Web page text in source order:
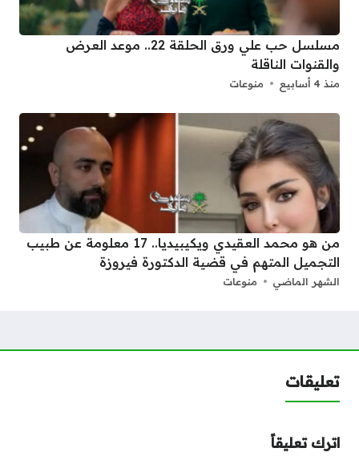
مسلسل حب علي ورق الحلقة 22.. موعد العرض
والقنوات الناقلة
منذ 4 أسابيع منوعات
من هو محمد العقيدي ويكيبيديا.. 17 معلومة عن طبيب
التجميل المتهم في قضية الدكتورة فيروزة
الشهر الماضي منوعات
تعليقات
اترك تعليقاً